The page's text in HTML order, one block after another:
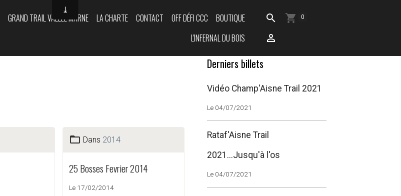
GRAND TRAIL VALLÉE MARNE LA CHARTE CONTACT OFF DÉFI CCC
BOUTIQUE
L'INFERNAL DU BOIS
0
Dans 2014
25 Bosses Fevrier 2014
Le 17/02/2014
Derniers billets
Vidéo Champ'Aisne Trail 2021
Le 04/07/2021
Rataf'Aisne Trail
2021...Jusqu'à l'os
Le 04/07/2021